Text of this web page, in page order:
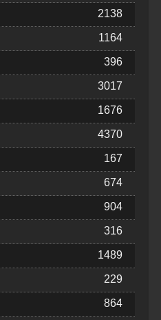
2138
1164
396
3017
1676
4370
167
674
904
316
1489
229
864